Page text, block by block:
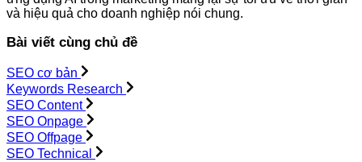
và hiệu quả cho doanh nghiệp nói chung.
Bài viết cùng chủ đề
SEO cơ bản
Keywords Research
SEO Content
SEO Onpage
SEO Offpage
SEO Technical